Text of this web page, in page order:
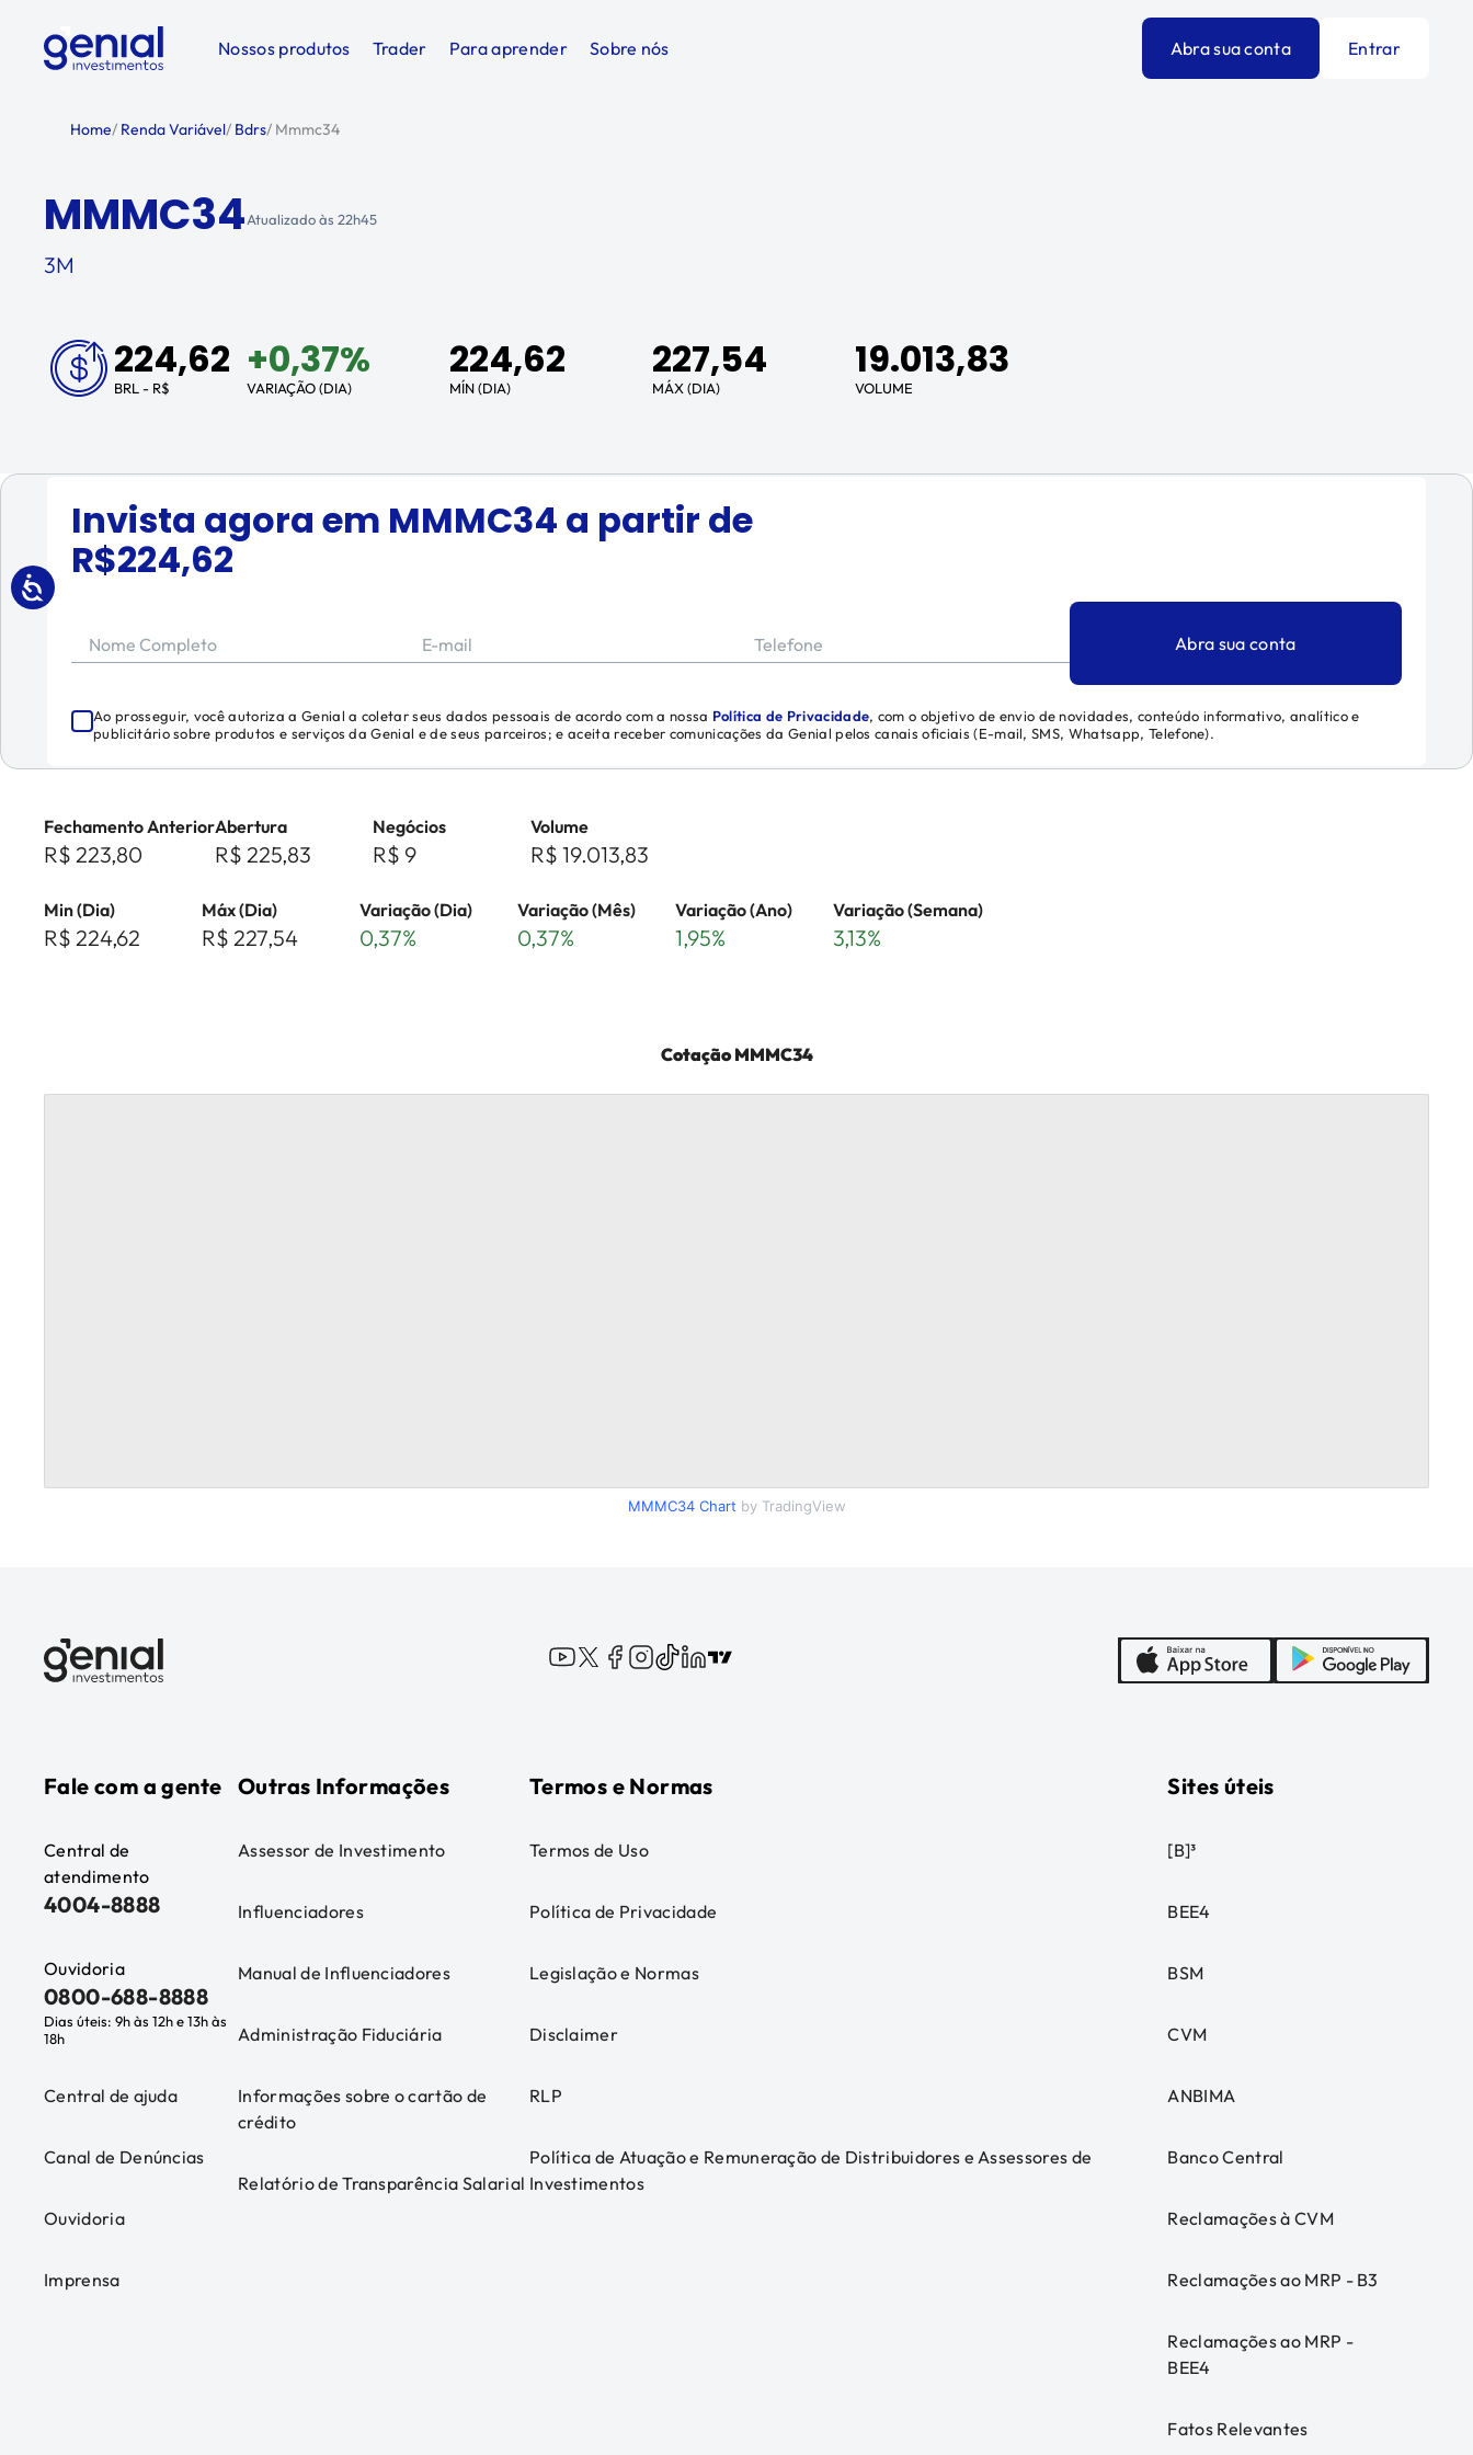
Nossos produtos Trader Para aprender Sobre nós Abra sua conta Entrar
Home/ Renda Variável/ Bdrs/ Mmmc34
MMMC34Atualizado às 22h45
3M
224,62
BRL - R$
+0,37%
VARIAÇÃO (DIA)
224,62
MÍN (DIA)
227,54
MÁX (DIA)
19.013,83
VOLUME
Invista agora em MMMC34 a partir de
R$224,62
Nome Completo E-mail Telefone Abra sua conta
Ao prosseguir, você autoriza a Genial a coletar seus dados pessoais de acordo com a nossa Política de Privacidade, com o objetivo de envio de novidades, conteúdo informativo, analítico e
publicitário sobre produtos e serviços da Genial e de seus parceiros; e aceita receber comunicações da Genial pelos canais oficiais (E-mail, SMS, Whatsapp, Telefone).
Fechamento Anterior
R$ 223,80
Abertura
R$ 225,83
Negócios
R$ 9
Volume
R$ 19.013,83
Min (Dia)
R$ 224,62
Máx (Dia)
R$ 227,54
Variação (Dia)
0,37%
Variação (Mês)
0,37%
Variação (Ano)
1,95%
Variação (Semana)
3,13%
CotaçãoMMMC34
MMMC34Chart by TradingView
Fale com a gente
Central de
atendimento
4004-8888
Ouvidoria
0800-688-8888
Dias úteis: 9h às 12h e 13h às
18h
Central de ajuda
Canal de Denúncias
Ouvidoria
Imprensa
Outras Informações
Assessor de Investimento
Influenciadores
Manual de Influenciadores
Administração Fiduciária
Informações sobre o cartão de
crédito
Relatório de Transparência Salarial
Termos e Normas
Termos de Uso
Política de Privacidade
Legislação e Normas
Disclaimer
RLP
Política de Atuação e Remuneração de Distribuidores e Assessores de
Investimentos
Sites úteis
[B]³
BEE4
BSM
CVM
ANBIMA
Banco Central
Reclamações à CVM
Reclamações ao MRP - B3
Reclamações ao MRP -
BEE4
Fatos Relevantes